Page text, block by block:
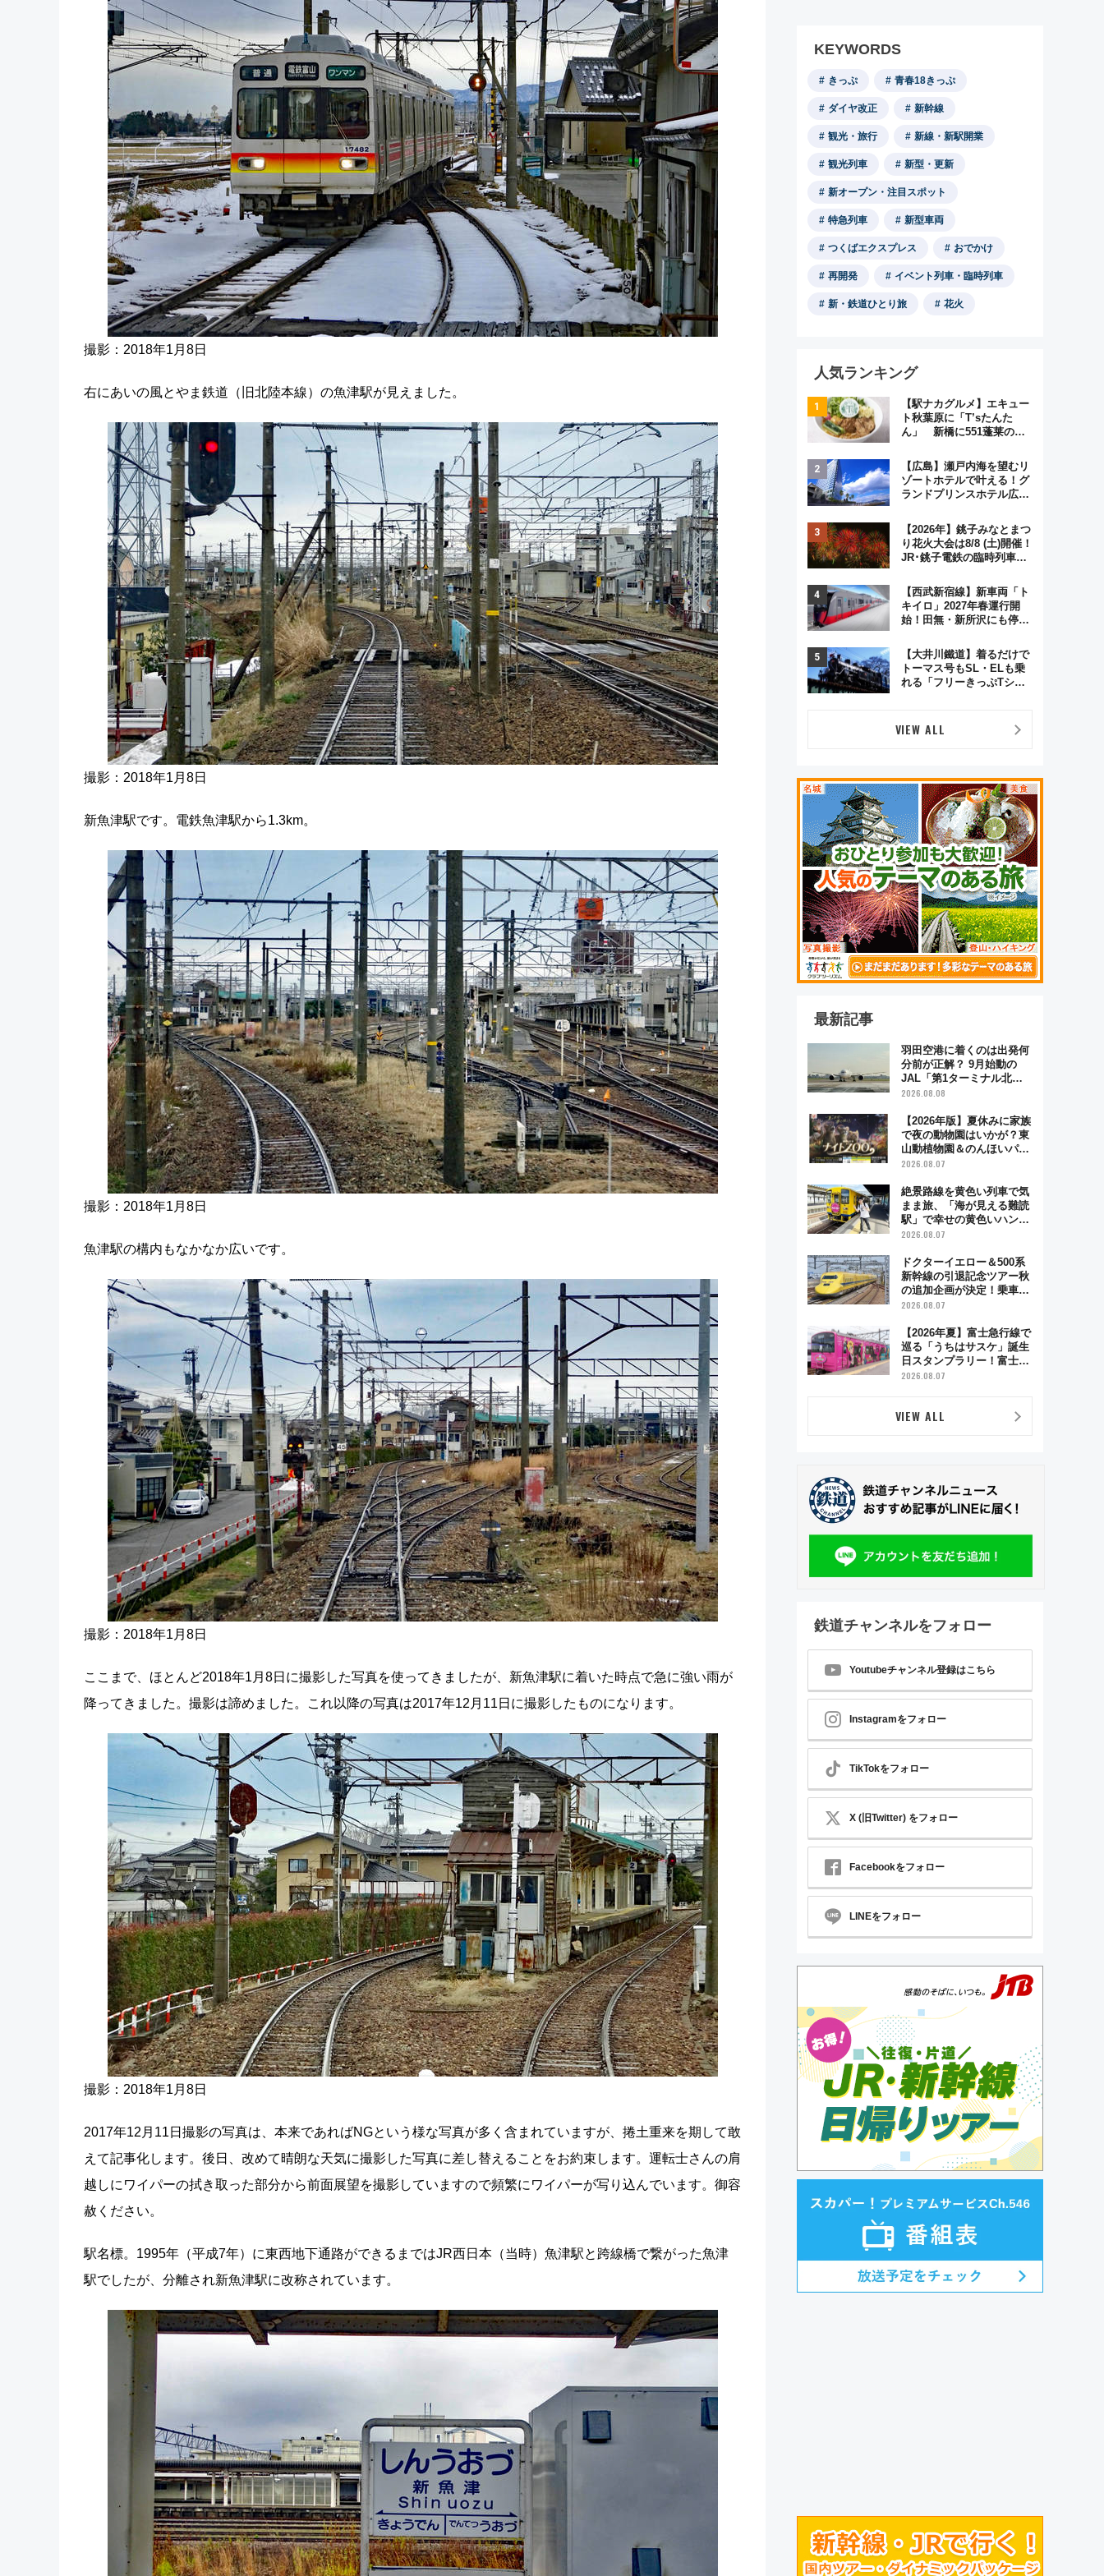
撮影：2018年1月8日
右にあいの風とやま鉄道（旧北陸本線）の魚津駅が見えました。
撮影：2018年1月8日
新魚津駅です。電鉄魚津駅から1.3km。
撮影：2018年1月8日
魚津駅の構内もなかなか広いです。
撮影：2018年1月8日
ここまで、ほとんど2018年1月8日に撮影した写真を使ってきましたが、新魚津駅に着いた時点で急に強い雨が
降ってきました。撮影は諦めました。これ以降の写真は2017年12月11日に撮影したものになります。
撮影：2018年1月8日
2017年12月11日撮影の写真は、本来であればNGという様な写真が多く含まれていますが、捲土重来を期して敢
えて記事化します。後日、改めて晴朗な天気に撮影した写真に差し替えることをお約束します。運転士さんの肩
越しにワイパーの拭き取った部分から前面展望を撮影していますので頻繁にワイパーが写り込んでいます。御容
赦ください。
駅名標。1995年（平成7年）に東西地下通路ができるまではJR西日本（当時）魚津駅と跨線橋で繋がった魚津
駅でしたが、分離され新魚津駅に改称されています。
KEYWORDS
きっぷ 青春18きっぷ
ダイヤ改正 新幹線
観光・旅行 新線・新駅開業
観光列車 新型・更新
新オープン・注目スポット
特急列車 新型車両
つくばエクスプレス おでかけ
再開発 イベント列車・臨時列車
新・鉄道ひとり旅 花火
人気ランキング
【駅ナカグルメ】エキュー
ト秋葉原に「T’sたんた
ん」 新橋に551蓬莱の
オムライス専門店「肉とた
まご」新グルメ続々登場！
【2026年8月】
【広島】瀬戸内海を望むリ
ゾートホテルで叶える！グ
ランドプリンスホテル広島
ジュアルパーティープラン
【2026年】銚子みなとまつ
り花火大会は8/8 (土)開催！
JR･銚子電鉄の臨時列車や
く8,000発の大迫力＆屋台
を満喫
【西武新宿線】新車両「ト
キイロ」2027年春運行開
始！田無・新所沢にも停
弾」も
【大井川鐵道】着るだけで
トーマス号もSL・ELも乗
れる「フリーきっぷTシャ
VIEW ALL
最新記事
羽田空港に着くのは出発何
分前が正解？ 9月始動の
JAL「第1ターミナル北側
サテライト」は徒歩1キロ
点まとめ
2026.08.08
【2026年版】夏休みに家族
で夜の動物園はいかが？東
山動植物園＆のんほいパー
ク「ナイトZOO」開催情報
2026.08.07
絶景路線を黄色い列車で気
まま旅、「海が見える難読
駅」で幸せの黄色いハンカ
チに願いを 「新・鉄道ひ
「島原鉄道」
2026.08.07
ドクターイエロー＆500系
新幹線の引退記念ツアー秋
の追加企画が決定！乗車体
験やグッズ・ホテル情報ま
2026.08.07
【2026年夏】富士急行線で
巡る「うちはサスケ」誕生
日スタンプラリー！富士急
ハイランド限定グルメ＆グ
2026.08.07
VIEW ALL
鉄道チャンネルをフォロー
Youtubeチャンネル登録はこちら
Instagramをフォロー
TikTokをフォロー
X (旧Twitter) をフォロー
Facebookをフォロー
LINEをフォロー